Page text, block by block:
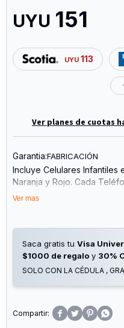
UYU 151
UYU 113
Ver planes de cuotas
Garantia:FABRICACIÓN
Incluye Celulares Infantiles
Naranja y Rojo. Cada
las Pequeñas Manos de los
y la Diversión, con un
Más Pequeños. Ideal para
Impulso.
Ver mas
Saca gratis tu Visa
$1000 de regalo y 30%
SOLO CON LA CÉDULA ,
   